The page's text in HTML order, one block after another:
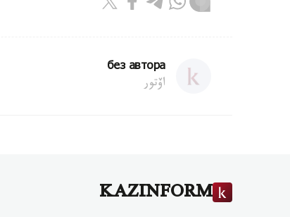
без автора
اۆتور
KAZINFORM